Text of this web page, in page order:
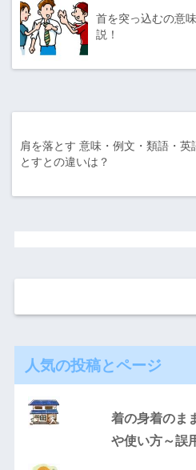
首を突っ込むの意
説！
肩を落とす 意味・例文・類語・英
とすとの違いは？
人気の投稿とページ
着の身着のま
や使い方～誤